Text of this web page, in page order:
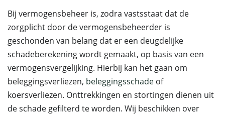
Bij vermogensbeheer is, zodra vastsstaat dat de
zorgplicht door de vermogensbeheerder is
geschonden van belang dat er een deugdelijke
schadeberekening wordt gemaakt, op basis van een
vermogensvergelijking. Hierbij kan het gaan om
beleggingsverliezen, beleggingsschade of
koersverliezen. Onttrekkingen en stortingen dienen uit
de schade gefilterd te worden. Wij beschikken over